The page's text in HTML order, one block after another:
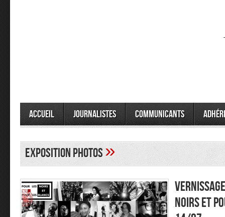
Accueil Journalistes Communicants
exposition photos»
NOIRS ET